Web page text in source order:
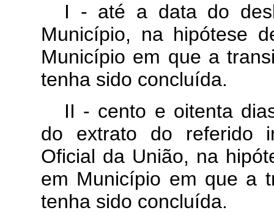
I - até a data do
Município, na hipótese
Município em que a
tenha sido concluída.
II - cento e oitenta
do extrato do referido
Oficial da União, na
em Município em que a
tenha sido concluída.